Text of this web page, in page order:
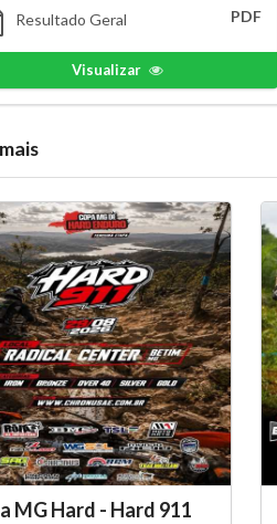
Resultado Geral PDF
Visualizar
MG Hard - Hard 911